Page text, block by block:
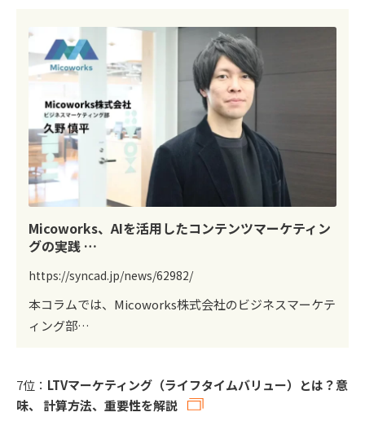
Micoworks、AIを活用したコンテンツマーケティン
グの実践 …
https://syncad.jp/news/62982/
本コラムでは、Micoworks株式会社のビジネスマーケテ
ィング部…
7位： LTVマーケティング（ライフタイムバリュー）とは？意
味、 計算方法、重要性を解説